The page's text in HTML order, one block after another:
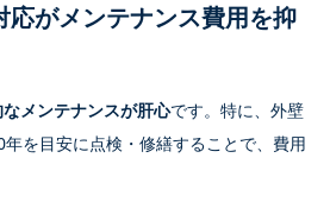
応がメンテナンス費用を抑
メンテナンスが肝心です。特に、外壁
を目安に点検・修繕することで、費用